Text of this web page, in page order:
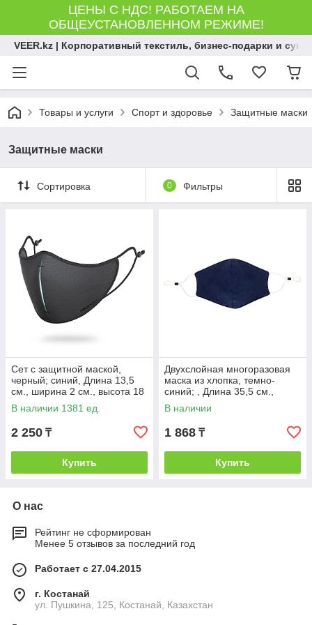
ЦЕНЫ С НДС! РАБОТАЕМ НА
ОБЩЕУСТАНОВЛЕННОМ РЕЖИМЕ!
VEER.kz | Корпоративный текстиль, бизнес-подарки и
Товары и услуги Спорт и здоровье Защитные маски
Защитные маски
Сортировка 0 Фильтры
Сет с защитной маской,
черный; синий, Длина 13,5
см., ширина 2 см., высота 18
см., диаметр 0 см., P265.871
В наличии 1381 ед.
2 250 ₸
Купить
Двухслойная многоразовая
маска из хлопка, темно-
синий; , Длина 35,5 см.,
ширина 14,5 см., высота 0,1
см.,
В наличии
1 868 ₸
Купить
О нас
Рейтинг не сформирован
Менее 5 отзывов за последний год
Работает с 27.04.2015
г. Костанай
ул. Пушкина, 125, Костанай, Казахстан